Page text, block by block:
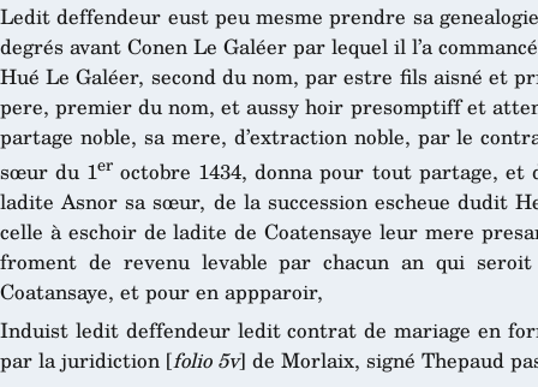
Ledit deffendeur eust peu mesme prendre sa
degrés avant Conen Le Galéer par lequel il l’a
Hué Le Galéer, second du nom, par estre fils aisné et
pere, premier du nom, et aussy hoir presomptiff et
partage noble, sa mere, d’extraction noble, par le
sœur du 1er octobre 1434, donna pour tout partage,
ladite Asnor sa sœur, de la succession escheue dudit
celle à eschoir de ladite de Coatensaye leur mere
froment de revenu levable par chacun an qui
Coatansaye, et pour en appparoir,
Induist ledit deffendeur ledit contrat de mariage en
par la juridiction [folio 5v] de Morlaix, signé Thepaud